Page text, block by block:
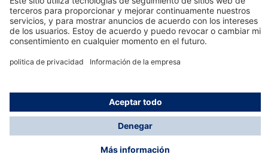
Ayuda
Información
© Dräger Hispania S.A.U., 2024
*Todos los precios no incluyen IVA y posibles gastos
de envío, salvo que indique lo contrario